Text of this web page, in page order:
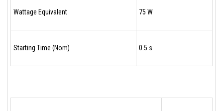
Wattage Equivalent 75 W
Starting Time (Nom) 0.5 s